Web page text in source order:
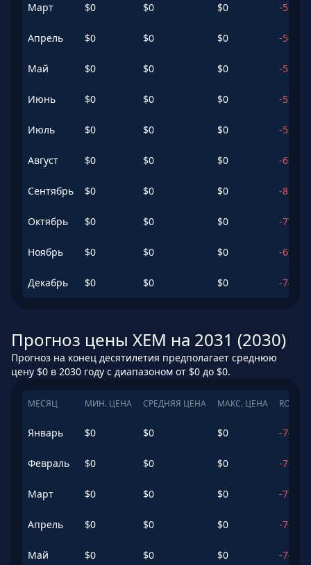
Март $0 $0 $0 -56.06
Апрель $0 $0 $0 -56.99
Май $0 $0 $0 -55.93
Июнь $0 $0 $0 -57.05
Июль $0 $0 $0 -56.52
Август $0 $0 $0 -68.84
Сентябрь $0 $0 $0 -81.18
Октябрь $0 $0 $0 -77.2
Ноябрь $0 $0 $0 -69.43
Декабрь $0 $0 $0 -74.09
Прогноз цены XEM на 2031 (2030)
Прогноз на конец десятилетия предполагает среднюю
цену $0 в 2030 году с диапазоном от $0 до $0.
МЕСЯЦ МИН. ЦЕНА СРЕДНЯЯ ЦЕНА МАКС. ЦЕНА ROI
Январь $0 $0 $0 -74.4
Февраль $0 $0 $0 -76.13
Март $0 $0 $0 -77.31
Апрель $0 $0 $0 -76.81
Май $0 $0 $0 -76.87